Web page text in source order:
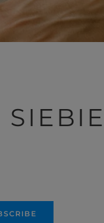
SIEBIE